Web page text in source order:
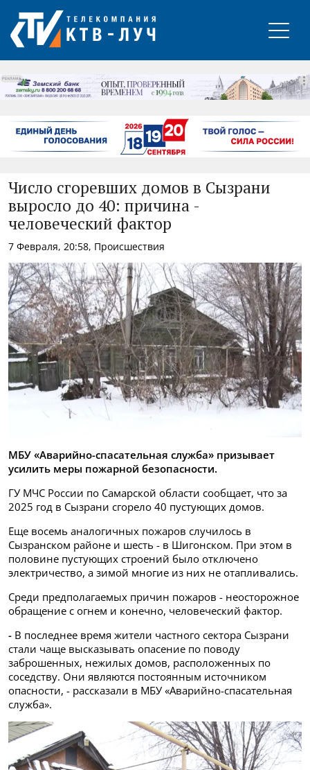
РЕКЛАМА
Число сгоревших домов в Сызрани
выросло до 40: причина -
человеческий фактор
7 Февраля, 20:58, Происшествия
МБУ «Аварийно-спасательная служба» призывает
усилить меры пожарной безопасности.
ГУ МЧС России по Самарской области сообщает, что за
2025 год в Сызрани сгорело 40 пустующих домов.
Еще восемь аналогичных пожаров случилось в
Сызранском районе и шесть - в Шигонском. При этом в
половине пустующих строений было отключено
электричество, а зимой многие из них не отапливались.
Среди предполагаемых причин пожаров - неосторожное
обращение с огнем и конечно, человеческий фактор.
- В последнее время жители частного сектора Сызрани
стали чаще высказывать опасение по поводу
заброшенных, нежилых домов, расположенных по
соседству. Они являются постоянным источником
опасности, - рассказали в МБУ «Аварийно-спасательная
служба».